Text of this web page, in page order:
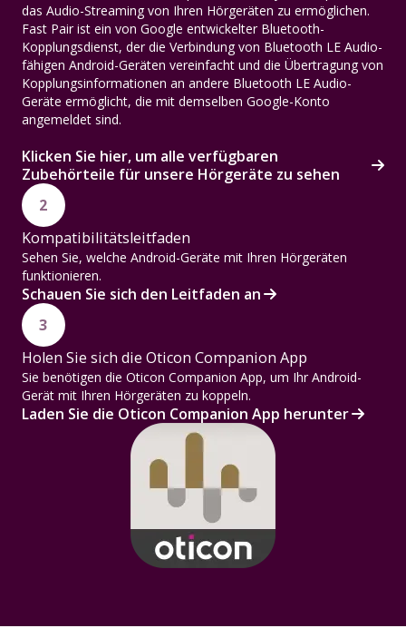
das Audio-Streaming von Ihren Hörgeräten zu ermöglichen.
Fast Pair ist ein von Google entwickelter Bluetooth-
Kopplungsdienst, der die Verbindung von Bluetooth LE Audio-
fähigen Android-Geräten vereinfacht und die Übertragung von
Kopplungsinformationen an andere Bluetooth LE Audio-
Geräte ermöglicht, die mit demselben Google-Konto
angemeldet sind.
Klicken Sie hier, um alle verfügbaren
Zubehörteile für unsere Hörgeräte zu sehen
2
Kompatibilitätsleitfaden
Sehen Sie, welche Android-Geräte mit Ihren Hörgeräten
funktionieren.
Schauen Sie sich den Leitfaden an
3
Holen Sie sich die Oticon Companion App
Sie benötigen die Oticon Companion App, um Ihr Android-
Gerät mit Ihren Hörgeräten zu koppeln.
Laden Sie die Oticon Companion App herunter